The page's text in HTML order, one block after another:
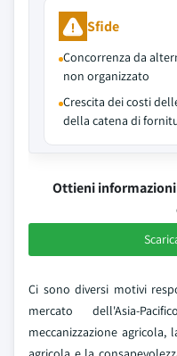
Sfide
Concorrenza da
non organizzato
Crescita dei costi
della catena di
Ottieni
Ci sono diversi motivi
mercato dell'Asia-
meccanizzazione agricola,